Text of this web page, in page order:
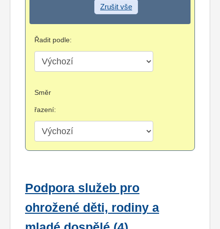
Zrušit vše
Řadit podle:
Směr
řazení:
Podpora služeb pro
ohrožené děti, rodiny a